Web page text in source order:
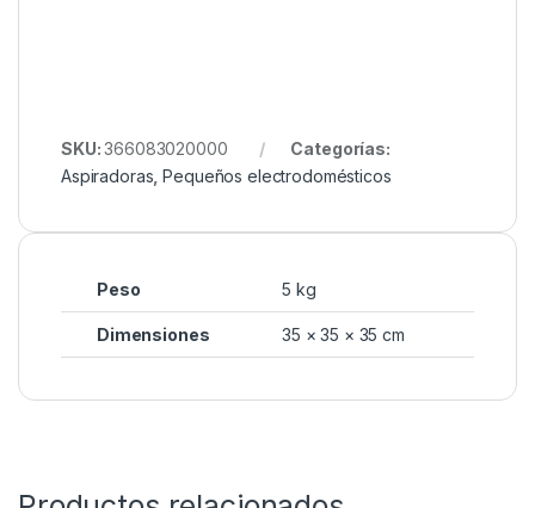
SKU:366083020000
Categorías:
Aspiradoras ,Pequeños electrodomésticos
Peso 5 kg
Dimensiones 35 × 35 × 35 cm